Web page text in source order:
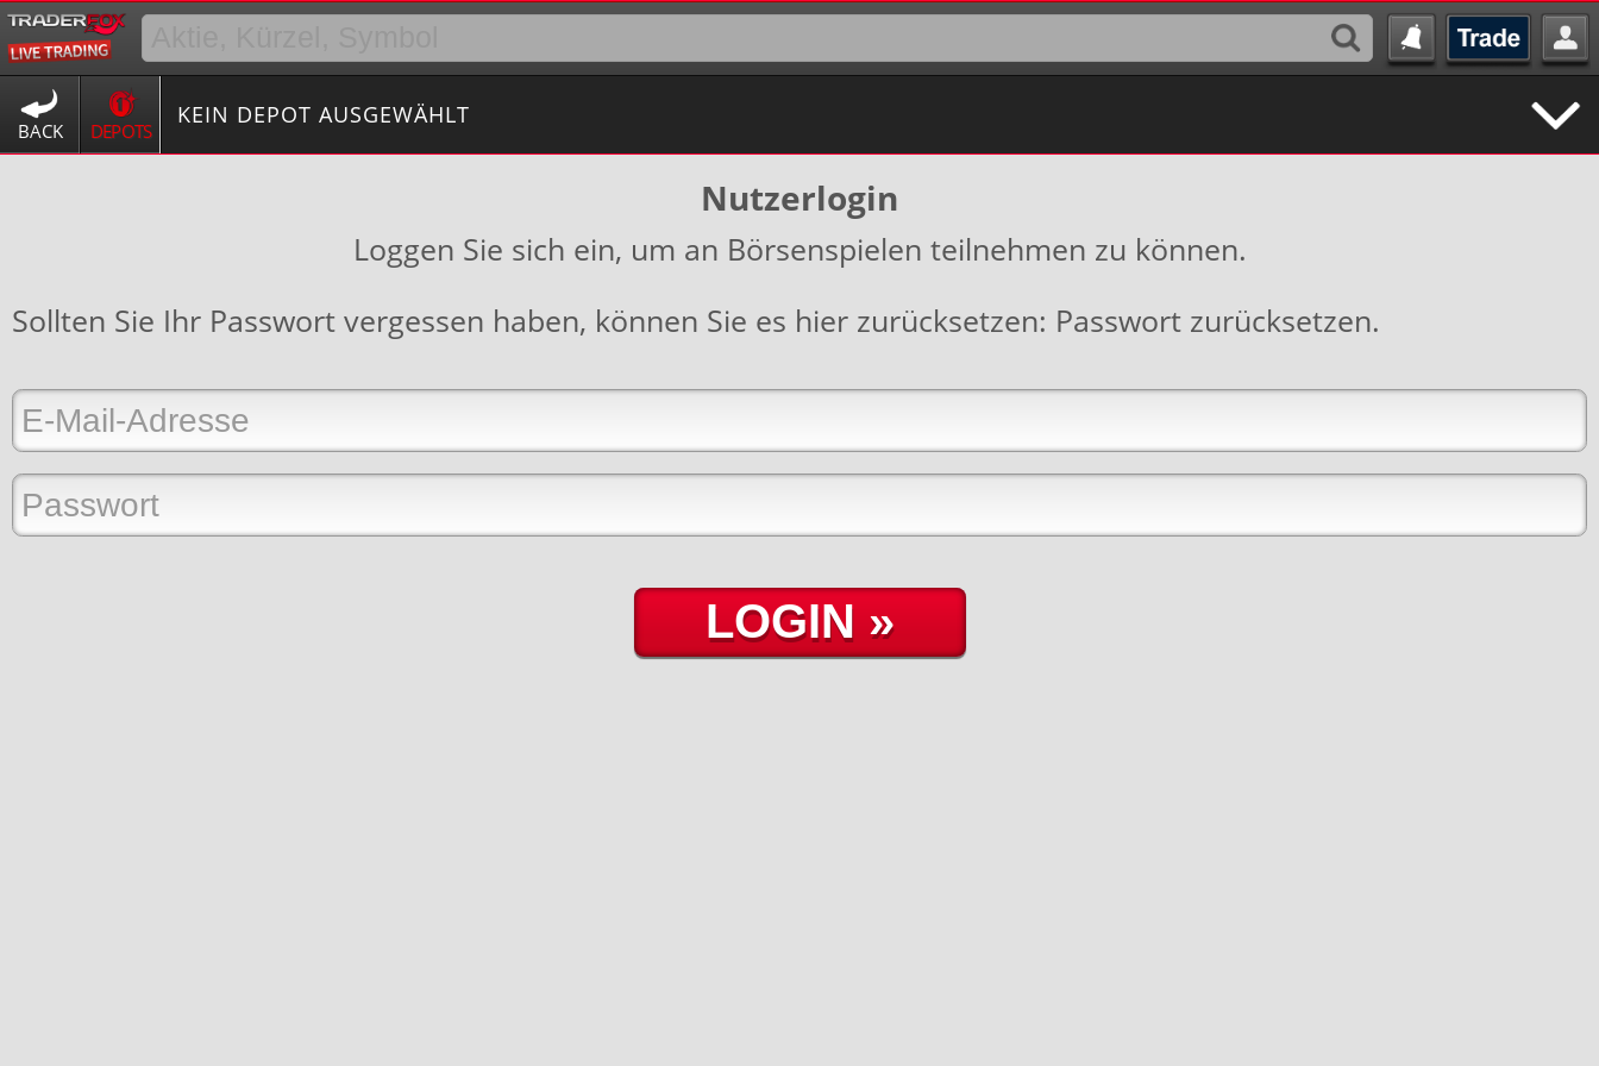
BACK DEPOTS
KEIN DEPOT AUSGEWÄHLT
Nutzerlogin
Loggen Sie sich ein, um an Börsenspielen teilnehmen zu können.
Sollten Sie Ihr Passwort vergessen haben, können Sie es hier zurücksetzen: Passwort zurücksetzen.